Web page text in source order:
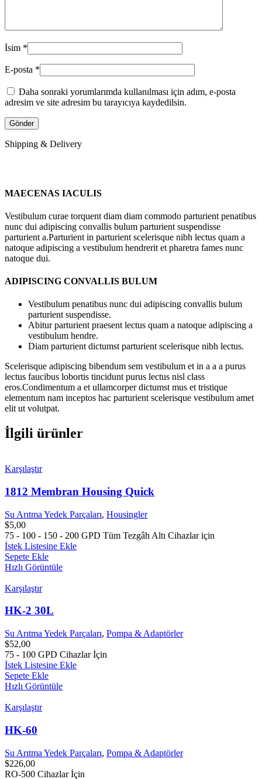
İsim *
E-posta *
Daha sonraki yorumlarımda kullanılması için adım, e-posta
adresim ve site adresim bu tarayıcıya kaydedilsin.
Shipping & Delivery
MAECENAS IACULIS
Vestibulum curae torquent diam diam commodo parturient penatibus
nunc dui adipiscing convallis bulum parturient suspendisse
parturient a.Parturient in parturient scelerisque nibh lectus quam a
natoque adipiscing a vestibulum hendrerit et pharetra fames nunc
natoque dui.
ADIPISCING CONVALLIS BULUM
Vestibulum penatibus nunc dui adipiscing convallis bulum
parturient suspendisse.
Abitur parturient praesent lectus quam a natoque adipiscing a
vestibulum hendre.
Diam parturient dictumst parturient scelerisque nibh lectus.
Scelerisque adipiscing bibendum sem vestibulum et in a a a purus
lectus faucibus lobortis tincidunt purus lectus nisl class
eros.Condimentum a et ullamcorper dictumst mus et tristique
elementum nam inceptos hac parturient scelerisque vestibulum amet
elit ut volutpat.
İlgili ürünler
Karşılaştır
1812 Membran Housing Quick
Su Arıtma Yedek Parçaları, Housingler
$5,00
75 - 100 - 150 - 200 GPD Tüm Tezgâh Altı Cihazlar için
İstek Listesine Ekle
Sepete Ekle
Hızlı Görüntüle
Karşılaştır
HK-2 30L
Su Arıtma Yedek Parçaları, Pompa & Adaptörler
$52,00
75 - 100 GPD Cihazlar İçin
İstek Listesine Ekle
Sepete Ekle
Hızlı Görüntüle
Karşılaştır
HK-60
Su Arıtma Yedek Parçaları, Pompa & Adaptörler
$226,00
RO-500 Cihazlar İçin